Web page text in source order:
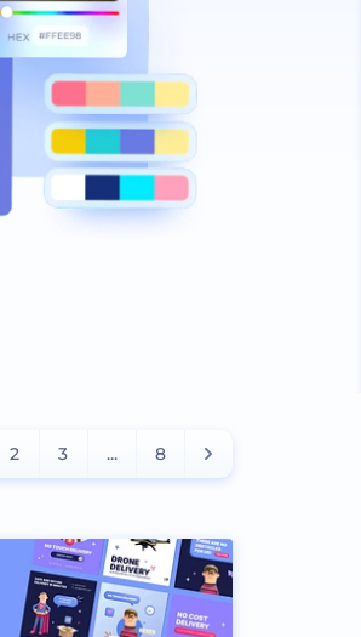
2 3 ... 8